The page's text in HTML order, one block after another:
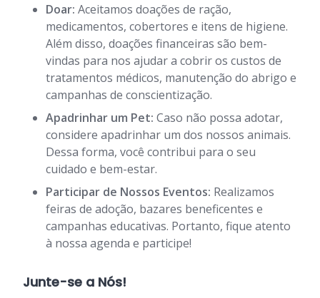
Doar: Aceitamos doações de ração,
medicamentos, cobertores e itens de higiene.
Além disso, doações financeiras são bem-
vindas para nos ajudar a cobrir os custos de
tratamentos médicos, manutenção do abrigo e
campanhas de conscientização.
Apadrinhar um Pet: Caso não possa adotar,
considere apadrinhar um dos nossos animais.
Dessa forma, você contribui para o seu
cuidado e bem-estar.
Participar de Nossos Eventos: Realizamos
feiras de adoção, bazares beneficentes e
campanhas educativas. Portanto, fique atento
à nossa agenda e participe!
Junte-se a Nós!